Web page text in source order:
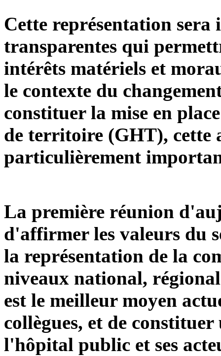
Cette représentation sera
transparentes qui
intérêts matériels et
le contexte du
constituer la mise en
de territoire (GHT), cette
particulièrement
La première réunion
d'affirmer les valeurs du
la représentation de la
niveaux national,
est le meilleur moyen
collègues, et de
l'hôpital public et ses